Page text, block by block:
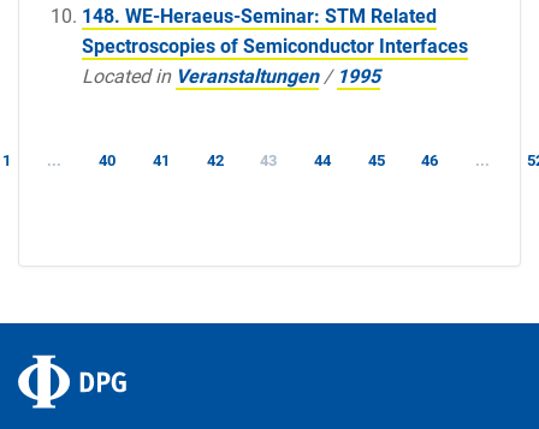
148. WE-Heraeus-Seminar: STM Related
Spectroscopies of Semiconductor Interfaces
Located in Veranstaltungen / 1995
1 ... 40 41 42 43 44 45 46 ...